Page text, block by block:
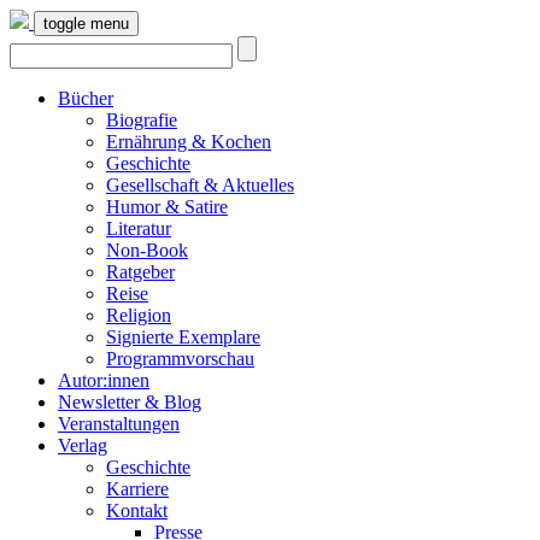
toggle menu
Bücher
Biografie
Ernährung & Kochen
Geschichte
Gesellschaft & Aktuelles
Humor & Satire
Literatur
Non-Book
Ratgeber
Reise
Religion
Signierte Exemplare
Programmvorschau
Autor:innen
Newsletter & Blog
Veranstaltungen
Verlag
Geschichte
Karriere
Kontakt
Presse